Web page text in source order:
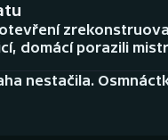
domácí porazili
nestačila.